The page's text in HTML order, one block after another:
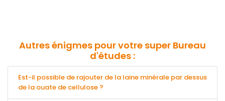
Autres énigmes pour votre super Bureau
d'études :
Est-il possible de rajouter de la laine minérale par dessus
de la ouate de cellulose ?